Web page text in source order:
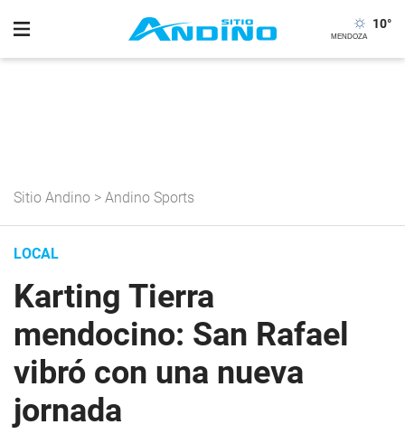
10°
Sitio Andino > Andino Sports
LOCAL
Karting Tierra
mendocino: San Rafael
vibró con una nueva
jornada